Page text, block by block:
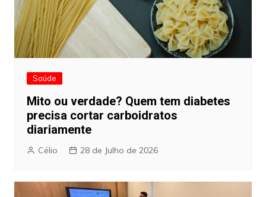
Saúde
Mito ou verdade? Quem tem diabetes
precisa cortar carboidratos
diariamente
Célio 28 de Julho de 2026